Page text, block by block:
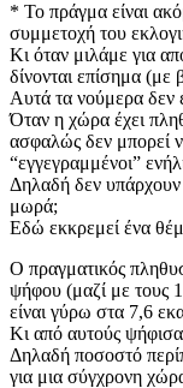
* Το πράγμα είναι
συμμετοχή του
Κι όταν μιλάμε για
δίνονται επίσημα (με
Αυτά τα νούμερα δεν
Όταν η χώρα έχει
ασφαλώς δεν μπορεί
“εγγεγραμμένοι”
Δηλαδή δεν υπάρχουν
μωρά;
Εδώ εκκρεμεί ένα
Ο πραγματικός
ψήφου (μαζί με τους
είναι γύρω στα 7,6
Κι από αυτούς
Δηλαδή ποσοστό
για μια σύγχρονη